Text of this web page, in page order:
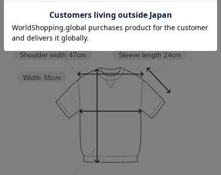
49.0cm 58.0cm 73.0cm
Sleeve length 24cm
Width 55cm
Shoulder width 47cm